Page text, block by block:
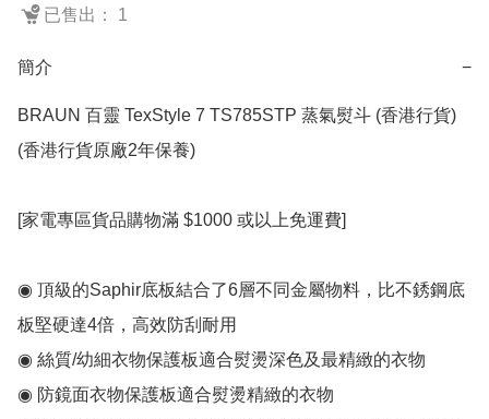
已售出： 1
簡介 −
BRAUN 百靈 TexStyle 7 TS785STP 蒸氣熨斗 (香港行貨)
(香港行貨原廠2年保養)
[家電專區貨品購物滿 $1000 或以上免運費]
◉ 頂級的Saphir底板結合了6層不同金屬物料，比不銹鋼底
板堅硬達4倍，高效防刮耐用
◉ 絲質/幼細衣物保護板適合熨燙深色及最精緻的衣物
◉ 防鏡面衣物保護板適合熨燙精緻的衣物